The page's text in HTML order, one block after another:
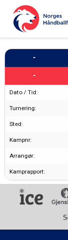
-
-
Dato / Tid:
Turnering:
Sted:
Kampnr:
Arrangør:
Kamprapport: